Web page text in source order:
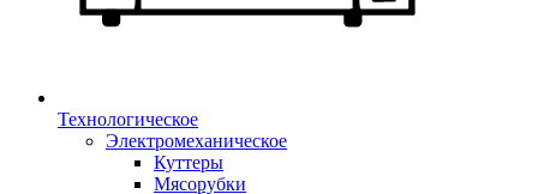
Технологическое
Электромеханическое
Куттеры
Мясорубки